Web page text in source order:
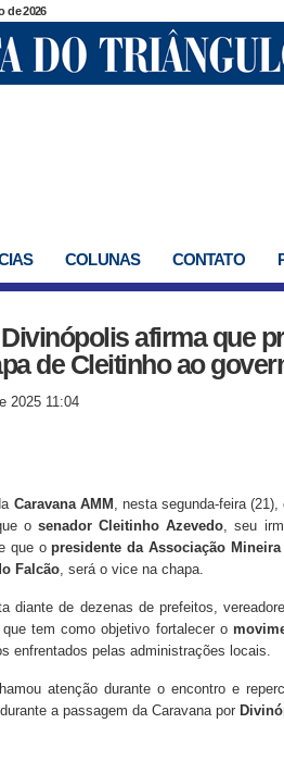
de 2026
COLUNAS CONTATO
afirma que
de Cleitinho ao
2025 11:04
Caravana AMM , nesta segunda-feira
osenador Cleitinho Azevedo, seu
que opresidente da Associação
Falcão, será o vice na chapa.
diante de dezenas de prefeitos,
tem como objetivo fortalecer o
enfrentados pelas administrações locais.
atenção durante o encontro e
a passagem da Caravana por